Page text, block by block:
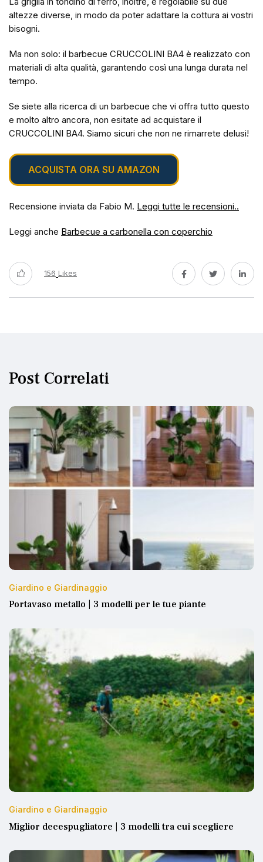
altezze diverse, in modo da poter adattare la cottura ai vostri
bisogni.
Ma non solo: il barbecue CRUCCOLINI BA4 è realizzato con
materiali di alta qualità, garantendo così una lunga durata nel
tempo.
Se siete alla ricerca di un barbecue che vi offra tutto questo
e molto altro ancora, non esitate ad acquistare il
CRUCCOLINI BA4. Siamo sicuri che non ne rimarrete delusi!
ACQUISTA ORA SU AMAZON
Recensione inviata da Fabio M. Leggi tutte le recensioni..
Leggi anche Barbecue a carbonella con coperchio
156 Likes
Post Correlati
Giardino e Giardinaggio
Portavaso metallo | 3 modelli per le tue piante
Giardino e Giardinaggio
Miglior decespugliatore | 3 modelli tra cui scegliere